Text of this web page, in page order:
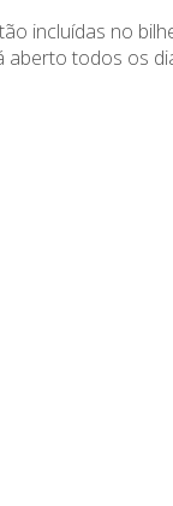
incluídas no
aberto todos os